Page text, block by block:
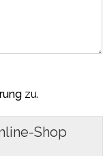
zu.
Shop